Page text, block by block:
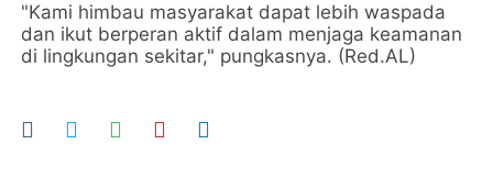
"Kami himbau masyarakat dapat lebih waspada
dan ikut berperan aktif dalam menjaga keamanan
di lingkungan sekitar," pungkasnya. (Red.AL)